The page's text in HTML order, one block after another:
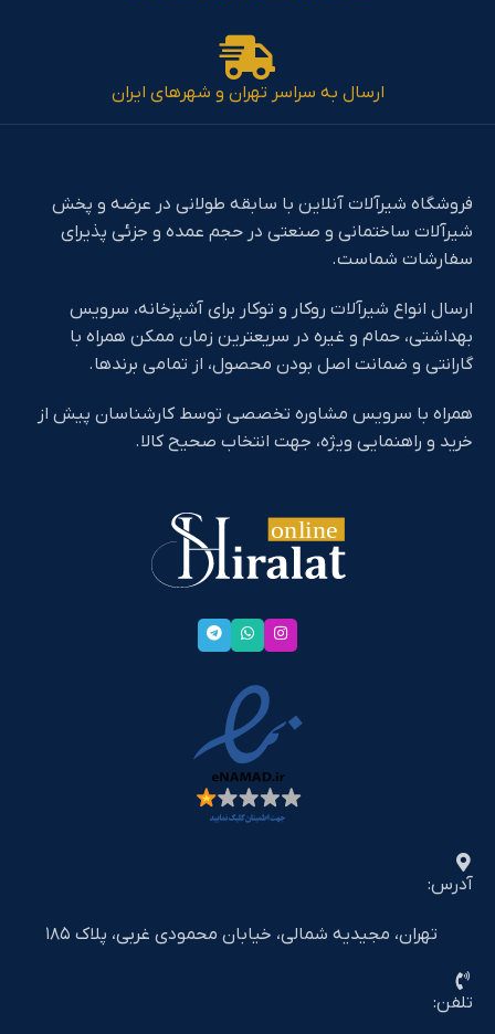
ارسال به سراسر تهران و شهرهای ایران
فروشگاه شیرآلات آنلاین با سابقه طولانی در عرضه و پخش
شیرآلات ساختمانی و صنعتی در حجم عمده و جزئی پذیرای
سفارشات شماست.
ارسال انواع شیرآلات روکار و توکار برای آشپزخانه، سرویس
بهداشتی، حمام و غیره در سریعترین زمان ممکن همراه با
گارانتی و ضمانت اصل بودن محصول، از تمامی برندها.
همراه با سرویس مشاوره تخصصی توسط کارشناسان پیش از
خرید و راهنمایی ویژه، جهت انتخاب صحیح کالا.
آدرس:
تهران، مجیدیه شمالی، خیابان محمودی غربی، پلاک ۱۸۵
تلفن: